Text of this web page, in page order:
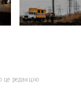
це редакцію